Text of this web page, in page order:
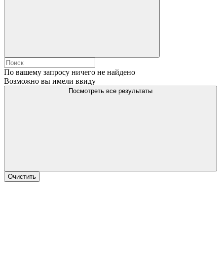
По вашему запросу ничего не найдено
Возможно вы имели ввиду
Посмотреть все результаты
Очистить